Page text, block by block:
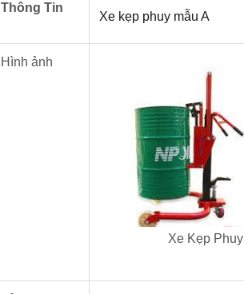
Thông Tin
Xe kẹp phuy mẫu A
Hình ảnh
Xe Kẹp Phuy